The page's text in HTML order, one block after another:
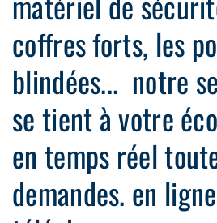
coffres forts, les
blindées... notre
se tient à votre
en temps réel
demandes. en